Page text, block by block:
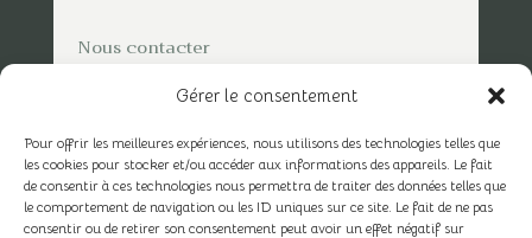
Gérer le consentement
Pour offrir les meilleures expériences, nous utilisons des technologies telles que
les cookies pour stocker et/ou accéder aux informations des appareils. Le fait
de consentir à ces technologies nous permettra de traiter des données telles que
le comportement de navigation ou les ID uniques sur ce site. Le fait de ne pas
consentir ou de retirer son consentement peut avoir un effet négatif sur
Nous contacter
contact@spicesofvasco.com